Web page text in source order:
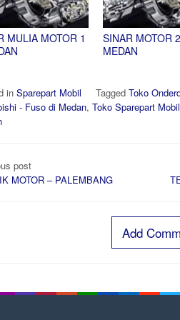
MULIA MOTOR 1
SINAR MOTOR
MEDAN
in Sparepart Mobil Tagged Toko
- Fuso di Medan, Toko Sparepart
post
MOTOR – PALEMBANG
Add